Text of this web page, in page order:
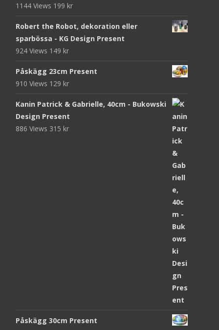
1144 Views 199 kr
Robert the Robot, dekoration eller
sparbössa - KG Design Present
924 Views 149 kr
Påskägg 23cm Present
910 Views 129 kr
Kanin Patrick & Gabrielle, 40cm - Bukowski
Design Present
886 Views 315 kr
Påskägg 30cm Present